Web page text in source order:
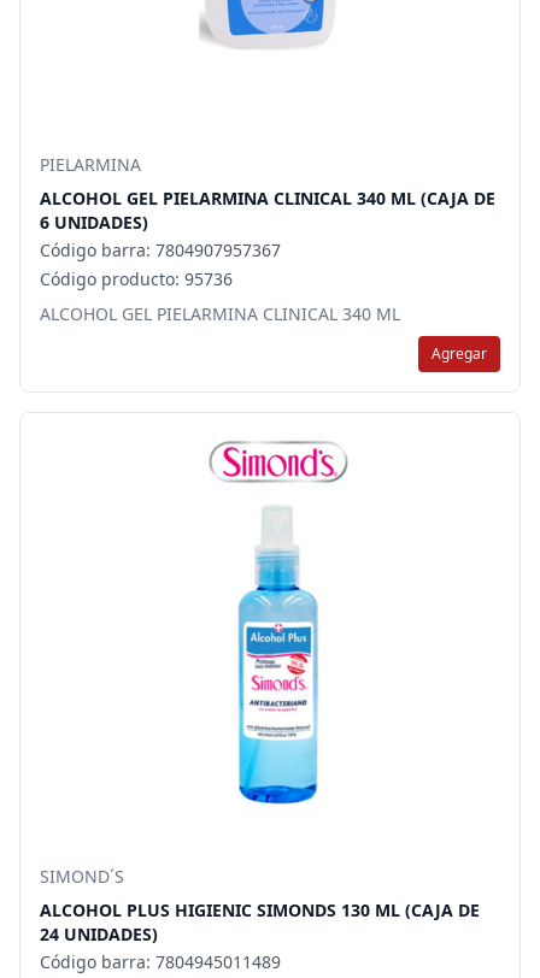
PIELARMINA
ALCOHOL GEL PIELARMINA CLINICAL 340 ML (CAJA DE
6 UNIDADES)
Código barra: 7804907957367
Código producto: 95736
ALCOHOL GEL PIELARMINA CLINICAL 340 ML
Agregar
SIMOND´S
ALCOHOL PLUS HIGIENIC SIMONDS 130 ML (CAJA DE
24 UNIDADES)
Código barra: 7804945011489